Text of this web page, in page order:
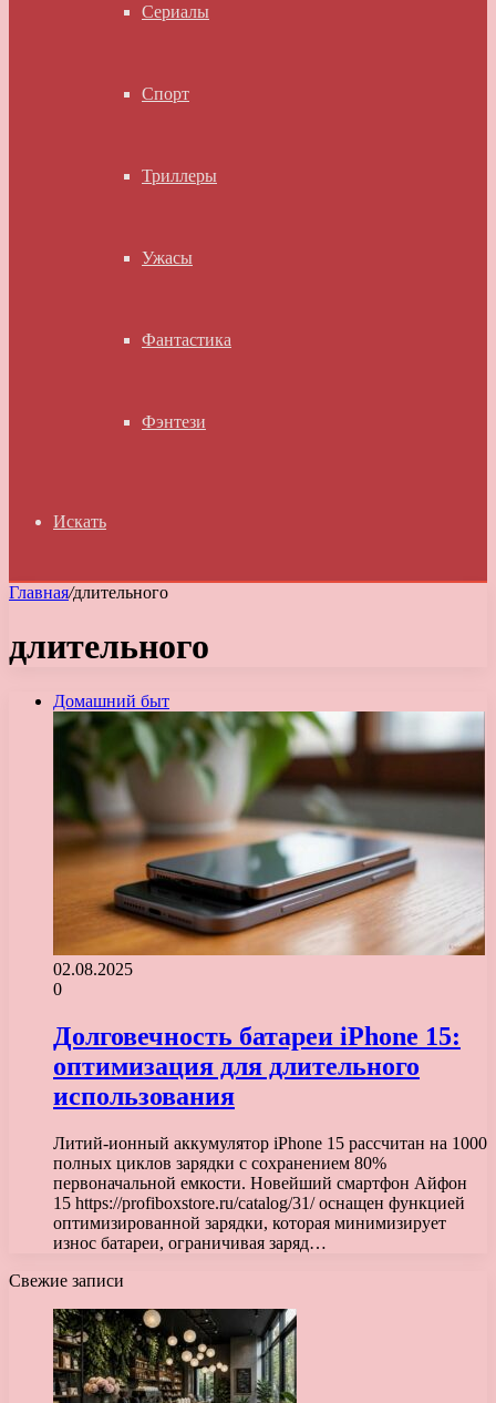
Сериалы
Спорт
Триллеры
Ужасы
Фантастика
Фэнтези
Искать
Главная/длительного
длительного
Домашний быт
02.08.2025
0
Долговечность батареи iPhone 15:
оптимизация для длительного
использования
Литий-ионный аккумулятор iPhone 15 рассчитан на 1000
полных циклов зарядки с сохранением 80%
первоначальной емкости. Новейший смартфон Айфон
15 https://profiboxstore.ru/catalog/31/ оснащен функцией
оптимизированной зарядки, которая минимизирует
износ батареи, ограничивая заряд…
Свежие записи